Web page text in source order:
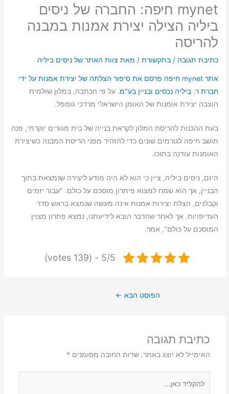
mynet חיפה: החברה של ניסים
ביליה הצילה יצירת אמנות במבנה
להריסה
כתיבת תגובה /בתקשורת / מאת צוות האתר של ניסים ביליה
אתר mynet חיפה פרסם את סיפור הצלתה של יצירת אמנות על ידי
חברת ר. ביליה נכסים ובניין בע"מ. על פי הכתבה, במלון שולמית
הוצבה יצירת אומנות של האומן הישראלי מרדכי גומפל.
בעת ההכנות להריסת המלון לקראת בנייה של בית מגורים יוקרתי, פנה
תושב חיפה לגורמים שונים כדי להזהיר מפני הריסת המבנה כשיצירת
האומנות עודנה בתוכו.
היזם, ניסים ביליה, ציין כי הוא לא היה מודע ליצירה שנמצאת בתוך
הבניין, אך הוא שמח למצוא פיתרון מוסכם על כולם. "עבור יזמים
וקבלנים, הצלת יצירות אמנות אינה מעשה שנמצא בראש סדר
העדיפויות. אך לאחר שהדבר הובא לידיעתנו, נמצא פתרון מצוין
המוסכם על כולם", אמר.
5/5 - (139 votes)
הפוסט הבא ←
כתיבת תגובה
האימייל לא יוצג באתר. שדות החובה מסומנים *